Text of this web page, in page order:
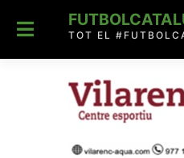
content
TOT EL